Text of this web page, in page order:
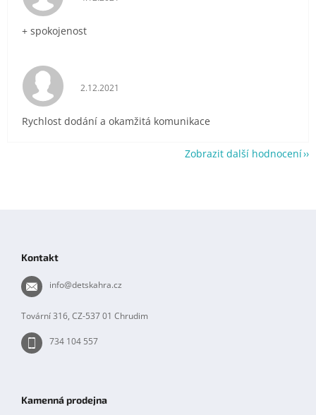
+ spokojenost
Hodnocení obchodu je 5 z 5 hvězdiček.
2.12.2021
Rychlost dodání a okamžitá komunikace
Zobrazit další hodnocení
Kontakt
info@detskahra.cz
Tovární 316, CZ-537 01 Chrudim
734 104 557
Kamenná prodejna